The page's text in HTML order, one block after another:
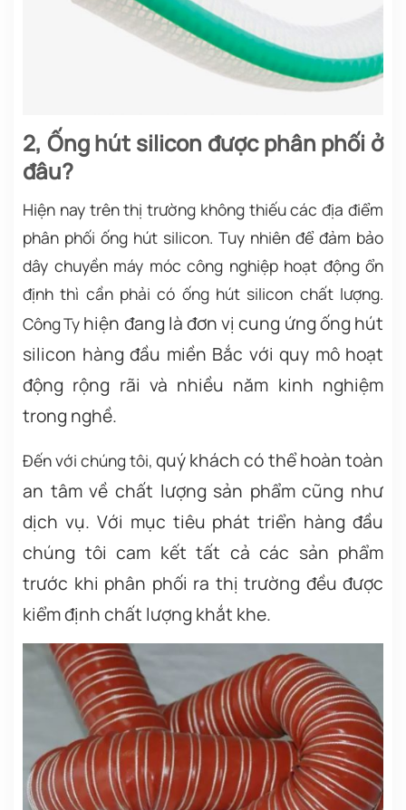
2, Ống hút silicon được phân phối ở
đâu?
Hiện nay trên thị trường không thiếu các địa điểm
phân phối ống hút silicon. Tuy nhiên để đảm bảo
dây chuyền máy móc công nghiệp hoạt động ổn
định thì cần phải có ống hút silicon chất lượng.
Công Ty hiện đang là đơn vị cung ứng ống hút
silicon hàng đầu miền Bắc với quy mô hoạt
động rộng rãi và nhiều năm kinh nghiệm
trong nghề.
Đến vớichúng tôi, quý khách có thể hoàn toàn
an tâm về chất lượng sản phẩm cũng như
dịch vụ. Với mục tiêu phát triển hàng đầu
chúng tôi cam kết tất cả các sản phẩm
trước khi phân phối ra thị trường đều được
kiểm định chất lượng khắt khe.